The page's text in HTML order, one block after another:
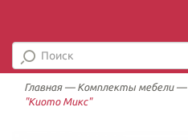
Главная— Комплекты мебели—
"Киото Микс"